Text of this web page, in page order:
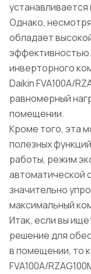
Однако,
обладает
инверторного
Daikin FVA100A/
равномерный
помещении.
Кроме того, эта
полезных
работы, режим
автоматической
значительно
максимальный
Итак, если вы
решение для
в помещении, то
FVA100A/